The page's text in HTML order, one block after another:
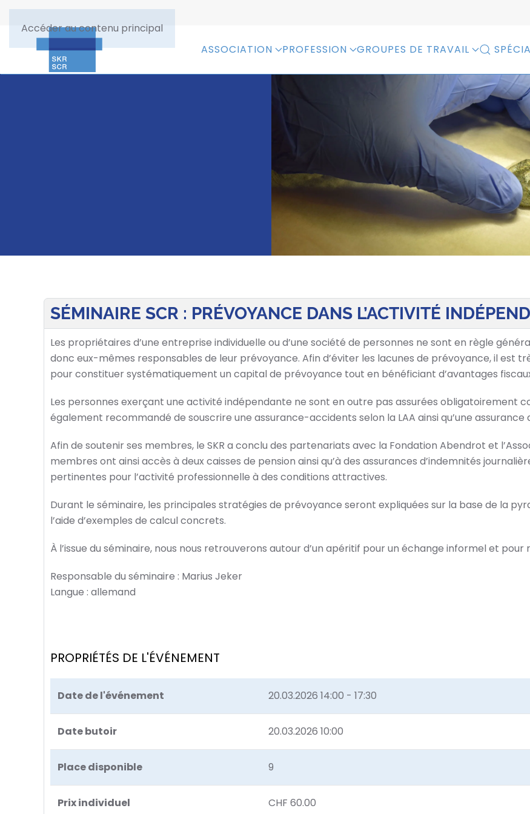
Accéder au contenu principal
ASSOCIATION PROFESSION GROUPES DE TRAVAIL
SÉMINAIRE SCR : PRÉVOYANCE DANS L’ACTIVITÉ
Les propriétaires d’une entreprise individuelle ou d’une société de personnes ne sont en règle
donc eux-mêmes responsables de leur prévoyance. Afin d’éviter les lacunes de prévoyance, il est
pour constituer systématiquement un capital de prévoyance tout en bénéficiant d’avantages
Les personnes exerçant une activité indépendante ne sont en outre pas assurées obligatoirement
également recommandé de souscrire une assurance-accidents selon la LAA ainsi qu’une assurance
Afin de soutenir ses membres, le SKR a conclu des partenariats avec la Fondation Abendrot et
membres ont ainsi accès à deux caisses de pension ainsi qu’à des assurances d’indemnités
pertinentes pour l’activité professionnelle à des conditions attractives.
Durant le séminaire, les principales stratégies de prévoyance seront expliquées sur la base de la
l’aide d’exemples de calcul concrets.
À l’issue du séminaire, nous nous retrouverons autour d’un apéritif pour un échange informel et
Responsable du séminaire : Marius Jeker
Langue : allemand
PROPRIÉTÉS DE L'ÉVÉNEMENT
Date de l'événement 20.03.2026 14:00 - 17:30
Date butoir 20.03.2026 10:00
Place disponible 9
Prix individuel CHF 60.00